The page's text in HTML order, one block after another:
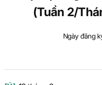
k
(Tuần 2/
Ngày đăng